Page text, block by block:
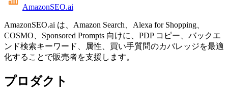
AmazonSEO.ai
AmazonSEO.ai は、Amazon Search、Alexa for Shopping、
COSMO、Sponsored Prompts 向けに、PDP コピー、バックエ
ンド検索キーワード、属性、買い手質問のカバレッジを最適
化することで販売者を支援します。
プロダクト